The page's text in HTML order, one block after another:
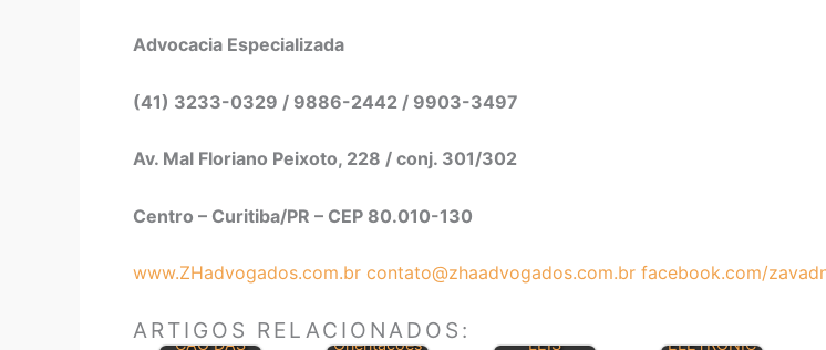
Advocacia Especializada
(41) 3233-0329 / 9886-2442 / 9903-3497
Av. Mal Floriano Peixoto, 228 / conj. 301/302
Centro – Curitiba/PR – CEP 80.010-130
www.ZHadvogados.com.br contato@zhaadvogados.com.br facebook.com/
ARTIGOS RELACIONADOS:
CONSOLIDA
ÇÃO DAS
Orientações
LEIS
ELETRÔNIC